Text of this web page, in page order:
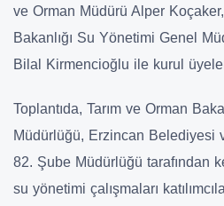
ve Orman Müdürü Alper
Bakanlığı Su Yönetimi Genel
Bilal Kirmencioğlu ile kurul
Toplantıda, Tarım ve Orman
Müdürlüğü, Erzincan Belediyesi
82. Şube Müdürlüğü tarafından
su yönetimi çalışmaları